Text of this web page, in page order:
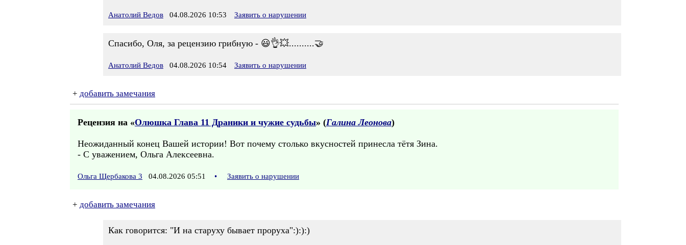
Анатолий Ведов 04.08.2026 10:53 Заявить о нарушении
Спасибо, Оля, за рецензию грибную - 😃👌💥..........🤝
Анатолий Ведов 04.08.2026 10:54 Заявить о нарушении
+ добавить замечания
Рецензия на «Олюшка Глава 11 Драники и чужие судьбы» (Галина Леонова)
Неожиданный конец Вашей истории! Вот почему столько вкусностей принесла тётя Зина.
- С уважением, Ольга Алексеевна.
Ольга Щербакова 3 04.08.2026 05:51 • Заявить о нарушении
+ добавить замечания
Как говорится: "И на старуху бывает проруха":):):)